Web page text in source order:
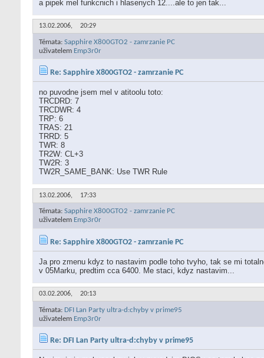
a pipek mel funkcnich i hlasenych 12....ale to jen tak...
13.02.2006, 20:29
Témata: Sapphire X800GTO2 - zamrzanie PC
uživatelem Emp3r0r
Re: Sapphire X800GTO2 - zamrzanie PC
no puvodne jsem mel v atitoolu toto:
TRCDRD: 7
TRCDWR: 4
TRP: 6
TRAS: 21
TRRD: 5
TWR: 8
TR2W: CL+3
TW2R: 3
TW2R_SAME_BANK: Use TWR Rule
13.02.2006, 17:33
Témata: Sapphire X800GTO2 - zamrzanie PC
uživatelem Emp3r0r
Re: Sapphire X800GTO2 - zamrzanie PC
Ja pro zmenu kdyz to nastavim podle toho tvyho, tak se mi
v 05Marku, predtim cca 6400. Me staci, kdyz nastavim...
03.02.2006, 20:13
Témata: DFI Lan Party ultra-d:chyby v prime95
uživatelem Emp3r0r
Re: DFI Lan Party ultra-d:chyby v prime95